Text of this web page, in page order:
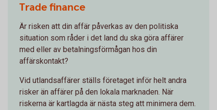
Trade finance
Är risken att din affär påverkas av den politiska
situation som råder i det land du ska göra affärer
med eller av betalningsförmågan hos din
affärskontakt?
Vid utlandsaffärer ställs företaget inför helt andra
risker än affärer på den lokala marknaden. När
riskerna är kartlagda är nästa steg att minimera dem.